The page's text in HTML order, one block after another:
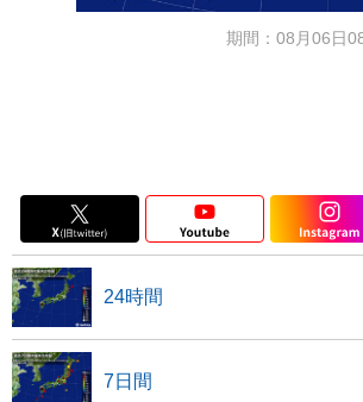
期間：08月06日
24時間
7日間